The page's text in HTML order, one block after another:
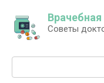
контенту
Врачебная
Советы
Поиск: